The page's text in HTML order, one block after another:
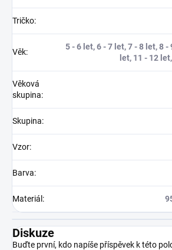
Tričko:
Věk:
5 - 6 let, 6 - 7 let, 7 - 8 let, 8 -
let, 11 - 12
Věková
skupina:
Skupina:
Vzor:
Barva:
Materiál :
Diskuze
Buďte první, kdo napíše příspěvek k této